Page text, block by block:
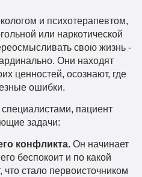
и психотерапевтом,
или наркотической
свою жизнь -
Они находят
ценностей, осознают, где
ошибки.
пациент
задачи:
конфликта. Он начинает
беспокоит и по какой
стало первоисточником